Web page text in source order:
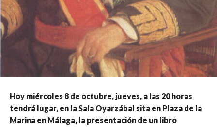
Hoy miércoles 8 de octubre, jueves, a las 20 horas
tendrá lugar, en la Sala Oyarzábal sita en Plaza de la
Marina en Málaga, la presentación de un libro